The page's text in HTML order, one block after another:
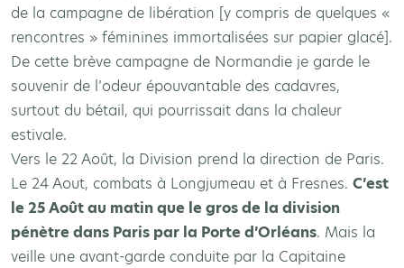
de la campagne de libération [y compris de quelques «
rencontres » féminines immortalisées sur papier glacé].
De cette brève campagne de Normandie je garde le
souvenir de l’odeur épouvantable des cadavres,
surtout du bétail, qui pourrissait dans la chaleur
estivale.
Vers le 22 Août, la Division prend la direction de Paris.
Le 24 Aout, combats à Longjumeau et à Fresnes. C’est
le 25 Août au matin que le gros de la division
pénètre dans Paris par la Porte d’Orléans. Mais la
veille une avant-garde conduite par la Capitaine